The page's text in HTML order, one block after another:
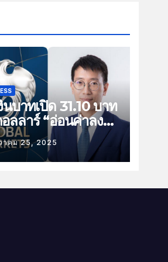
นบาทเปิด 31.10 บาท
ลลาร์ “อ่อนค่าลง
อย”
าคม 25, 2025